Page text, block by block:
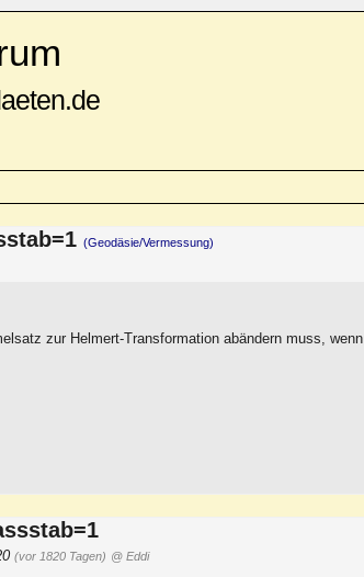
(Geodäsie/Vermessung)
zur Helmert-Transformation abändern muss,
(vor 1820 Tagen) @ Eddi